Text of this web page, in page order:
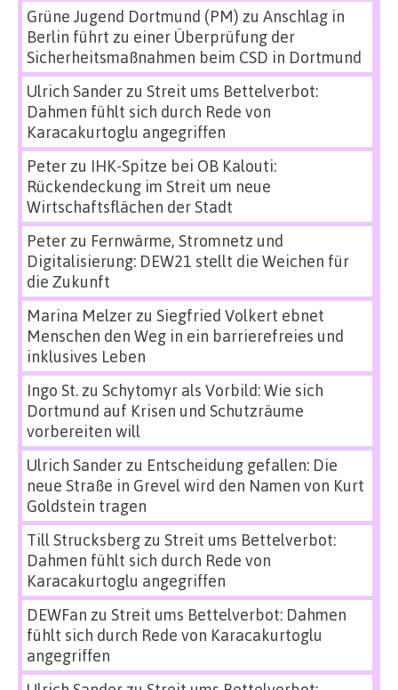
Grüne Jugend Dortmund (PM) zu Anschlag in
Berlin führt zu einer Überprüfung der
Sicherheitsmaßnahmen beim CSD in Dortmund
Ulrich Sanderzu Streit ums Bettelverbot:
Dahmen fühlt sich durch Rede von
Karacakurtoglu angegriffen
Peterzu IHK-Spitze bei OB Kalouti:
Rückendeckung im Streit um neue
Wirtschaftsflächen der Stadt
Peterzu Fernwärme, Stromnetz und
Digitalisierung: DEW21 stellt die Weichen für
die Zukunft
Marina Melzerzu Siegfried Volkert ebnet
Menschen den Weg in ein barrierefreies und
inklusives Leben
Ingo St.zu Schytomyr als Vorbild: Wie sich
Dortmund auf Krisen und Schutzräume
vorbereiten will
Ulrich Sanderzu Entscheidung gefallen: Die
neue Straße in Grevel wird den Namen von Kurt
Goldstein tragen
Till Strucksbergzu Streit ums Bettelverbot:
Dahmen fühlt sich durch Rede von
Karacakurtoglu angegriffen
DEWFan zu Streit ums Bettelverbot: Dahmen
fühlt sich durch Rede von Karacakurtoglu
angegriffen